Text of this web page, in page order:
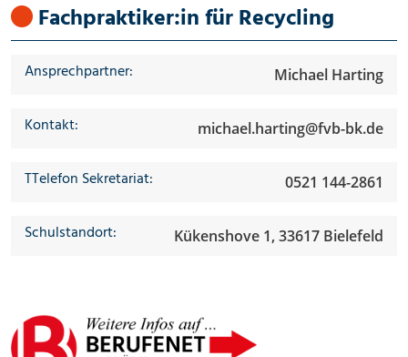
Fachpraktiker:in für Recycling
Ansprechpartner: Michael Harting
Kontakt: michael.harting@fvb-bk.de
TTelefon Sekretariat: 0521 144-2861
Schulstandort: Kükenshove 1, 33617 Bielefeld